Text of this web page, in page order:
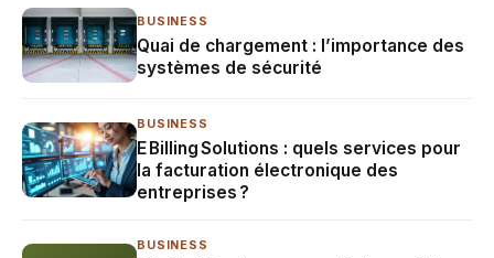
BUSINESS
Quai de chargement : l’importance des
systèmes de sécurité
BUSINESS
E Billing Solutions : quels services pour
la facturation électronique des
entreprises ?
BUSINESS